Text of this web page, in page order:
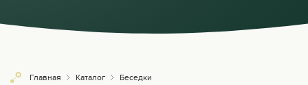
Главная Каталог Беседки